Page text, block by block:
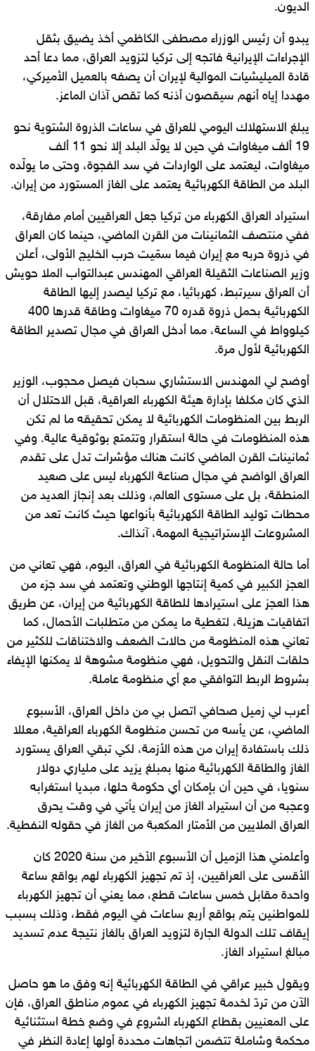
الديون.
يبدو أن رئيس الوزراء مصطفى الكاظمي أخذ يضيق بثقل
الإجراءات الإيرانية فاتجه إلى تركيا لتزويد العراق، مما دعا أحد
قادة الميليشيات الموالية لإيران أن يصفه بالعميل الأميركي،
مهددا إياه أنهم سيقصون أذنه كما تقص آذان الماعز.
يبلغ الاستهلاك اليومي للعراق في ساعات الذروة الشتوية نحو
19 ألف ميغاوات في حين لا يولّد البلد إلا نحو 11 ألف
ميغاوات، ليعتمد على الواردات في سد الفجوة، وحتى ما يولّده
البلد من الطاقة الكهربائية يعتمد على الغاز المستورد من إيران.
استيراد العراق الكهرباء من تركيا جعل العراقيين أمام مفارقة،
ففي منتصف الثمانينات من القرن الماضي، حينما كان العراق
في ذروة حربه مع إيران فيما سمّيت حرب الخليج الأولى، أعلن
وزير الصناعات الثقيلة العراقي المهندس عبدالتواب الملا حويش
أن العراق سيرتبط، كهربائيا، مع تركيا ليصدر إليها الطاقة
الكهربائية بحمل ذروة قدره 70 ميغاوات وطاقة قدرها 400
كيلوواط في الساعة، مما أدخل العراق في مجال تصدير الطاقة
الكهربائية لأول مرة.
أوضح لي المهندس الاستشاري سحبان فيصل محجوب، الوزير
الذي كان مكلفا بإدارة هيئة الكهرباء العراقية، قبل الاحتلال أن
الربط بين المنظومات الكهربائية لا يمكن تحقيقه ما لم تكن
هذه المنظومات في حالة استقرار وتتمتع بوثوقية عالية. وفي
ثمانينات القرن الماضي كانت هناك مؤشرات تدل على تقدم
العراق الواضح في مجال صناعة الكهرباء ليس على صعيد
المنطقة، بل على مستوى العالم، وذلك بعد إنجاز العديد من
محطات توليد الطاقة الكهربائية بأنواعها حيث كانت تعد من
المشروعات الإستراتيجية المهمة، آنذاك.
أما حالة المنظومة الكهربائية في العراق، اليوم، فهي تعاني من
العجز الكبير في كمية إنتاجها الوطني وتعتمد في سد جزء من
هذا العجز على استيرادها للطاقة الكهربائية من إيران، عن طريق
اتفاقيات هزيلة، لتغطية ما يمكن من متطلبات الأحمال، كما
تعاني هذه المنظومة من حالات الضعف والاختناقات للكثير من
حلقات النقل والتحويل، فهي منظومة مشوهة لا يمكنها الإيفاء
بشروط الربط التوافقي مع أي منظومة عاملة.
أعرب لي زميل صحافي اتصل بي من داخل العراق، الأسبوع
الماضي، عن يأسه من تحسن منظومة الكهرباء العراقية، معللا
ذلك باستفادة إيران من هذه الأزمة، لكي تبقي العراق يستورد
الغاز والطاقة الكهربائية منها بمبلغ يزيد على ملياري دولار
سنويا، في حين أن بإمكان أي حكومة حلها، مبديا استغرابه
وعجبه من أن استيراد الغاز من إيران يأتي في وقت يحرق
العراق الملايين من الأمتار المكعبة من الغاز في حقوله النفطية.
وأعلمني هذا الزميل أن الأسبوع الأخير من سنة 2020 كان
الأقسى على العراقيين، إذ تم تجهيز الكهرباء لهم بواقع ساعة
واحدة مقابل خمس ساعات قطع، مما يعني أن تجهيز الكهرباء
للمواطنين يتم بواقع أربع ساعات في اليوم فقط، وذلك بسبب
إيقاف تلك الدولة الجارة لتزويد العراق بالغاز نتيجة عدم تسديد
مبالغ استيراد الغاز.
ويقول خبير عراقي في الطاقة الكهربائية إنه وفق ما هو حاصل
الآن من تردّ لخدمة تجهيز الكهرباء في عموم مناطق العراق، فإن
على المعنيين بقطاع الكهرباء الشروع في وضع خطة استثنائية
محكمة وشاملة تتضمن اتجاهات محددة أولها إعادة النظر في